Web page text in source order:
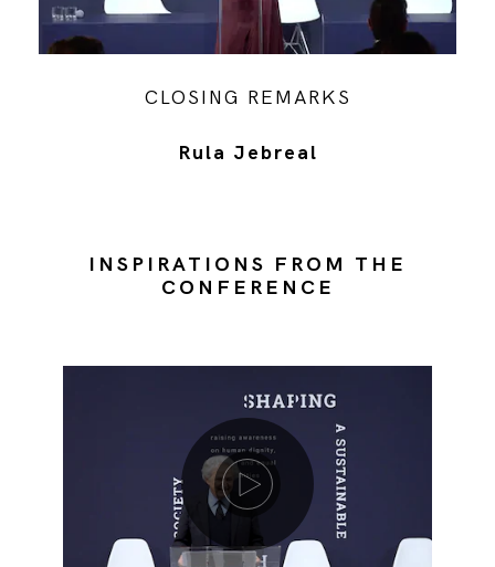
CLOSING REMARKS
Rula Jebreal
INSPIRATIONS FROM THE
CONFERENCE
Riproduci video